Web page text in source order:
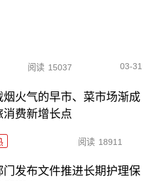
阅读 15037 03-31
烟火气的早市、菜市场渐成
消费新增长点
阅读 18911
门发布文件推进长期护理保